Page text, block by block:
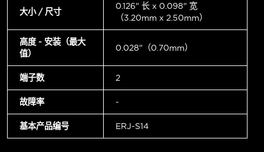
大小 / 尺寸
0.126" 长 x 0.098" 宽
（3.20mm x 2.50mm）
高度 - 安装（最大
值）
0.028"（0.70mm）
端子数 2
故障率 -
基本产品编号 ERJ-S14